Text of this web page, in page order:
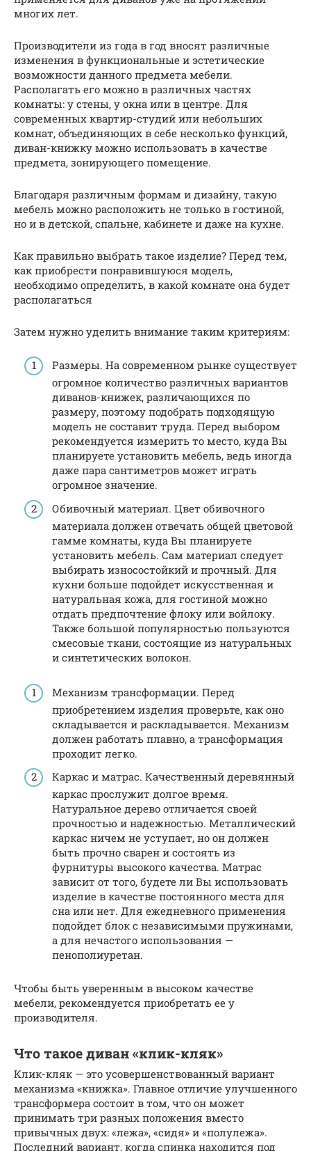
многих лет.
Производители из года в год вносят различные
изменения в функциональные и эстетические
возможности данного предмета мебели.
Располагать его можно в различных частях
комнаты: у стены, у окна или в центре. Для
современных квартир-студий или небольших
комнат, объединяющих в себе несколько функций,
диван-книжку можно использовать в качестве
предмета, зонирующего помещение.
Благодаря различным формам и дизайну, такую
мебель можно расположить не только в гостиной,
но и в детской, спальне, кабинете и даже на кухне.
Как правильно выбрать такое изделие? Перед тем,
как приобрести понравившуюся модель,
необходимо определить, в какой комнате она будет
располагаться
Затем нужно уделить внимание таким критериям:
Размеры. На современном рынке существует
огромное количество различных вариантов
диванов-книжек, различающихся по
размеру, поэтому подобрать подходящую
модель не составит труда. Перед выбором
рекомендуется измерить то место, куда Вы
планируете установить мебель, ведь иногда
даже пара сантиметров может играть
огромное значение.
Обивочный материал. Цвет обивочного
материала должен отвечать общей цветовой
гамме комнаты, куда Вы планируете
установить мебель. Сам материал следует
выбирать износостойкий и прочный. Для
кухни больше подойдет искусственная и
натуральная кожа, для гостиной можно
отдать предпочтение флоку или войлоку.
Также большой популярностью пользуются
смесовые ткани, состоящие из натуральных
и синтетических волокон.
Механизм трансформации. Перед
приобретением изделия проверьте, как оно
складывается и раскладывается. Механизм
должен работать плавно, а трансформация
проходит легко.
Каркас и матрас. Качественный деревянный
каркас прослужит долгое время.
Натуральное дерево отличается своей
прочностью и надежностью. Металлический
каркас ничем не уступает, но он должен
быть прочно сварен и состоять из
фурнитуры высокого качества. Матрас
зависит от того, будете ли Вы использовать
изделие в качестве постоянного места для
сна или нет. Для ежедневного применения
подойдет блок с независимыми пружинами,
а для нечастого использования —
пенополиуретан.
Чтобы быть уверенным в высоком качестве
мебели, рекомендуется приобретать ее у
производителя.
Что такое диван «клик-кляк»
Клик-кляк — это усовершенствованный вариант
механизма «книжка». Главное отличие улучшенного
трансформера состоит в том, что он может
принимать три разных положения вместо
привычных двух: «лежа», «сидя» и «полулежа».
Последний вариант, когда спинка находится под